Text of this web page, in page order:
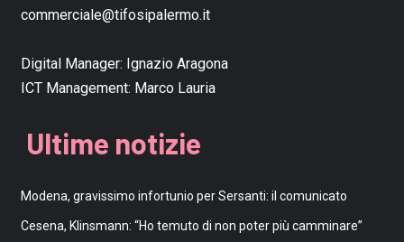
commerciale@tifosipalermo.it
Digital Manager: Ignazio Aragona
ICT Management: Marco Lauria
Ultime notizie
Modena, gravissimo infortunio per Sersanti: il comunicato
Cesena, Klinsmann: “Ho temuto di non poter più camminare”